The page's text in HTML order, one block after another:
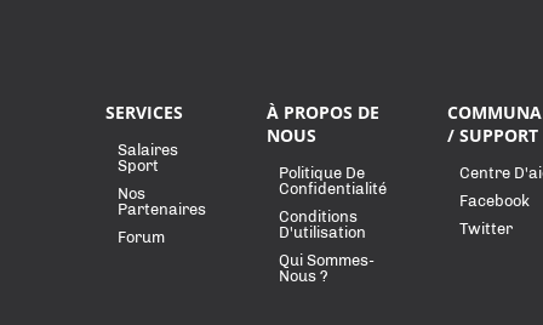
SERVICES
Salaires
Sport
Nos
Partenaires
Forum
À PROPOS DE
NOUS
Politique De
Confidentialité
Conditions
D'utilisation
Qui Sommes-
Nous ?
/ SUPPORT
Centre
Facebook
Twitter